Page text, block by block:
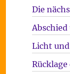
Die
Licht
Rücklage